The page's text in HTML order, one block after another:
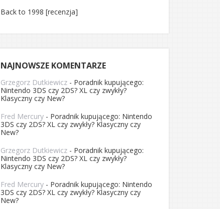
Back to 1998 [recenzja]
NAJNOWSZE KOMENTARZE
Grzegorz Dutkiewicz - Poradnik kupującego:
Nintendo 3DS czy 2DS? XL czy zwykły?
Klasyczny czy New?
Fred Mercury - Poradnik kupującego: Nintendo
3DS czy 2DS? XL czy zwykły? Klasyczny czy
New?
Grzegorz Dutkiewicz - Poradnik kupującego:
Nintendo 3DS czy 2DS? XL czy zwykły?
Klasyczny czy New?
Fred Mercury - Poradnik kupującego: Nintendo
3DS czy 2DS? XL czy zwykły? Klasyczny czy
New?